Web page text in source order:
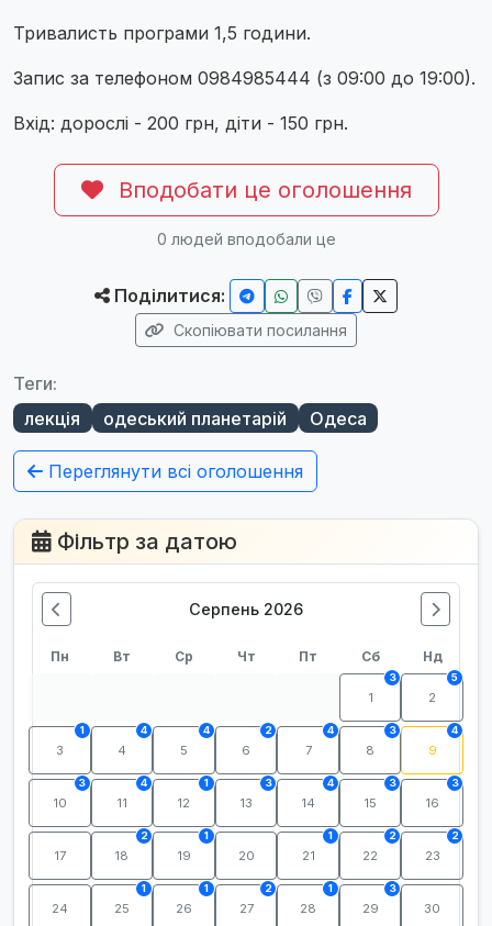
Тривалисть програми 1,5 години.
Запис за телефоном 0984985444 (з 09:00 до 19:00).
Вхід: дорослі - 200 грн, діти - 150 грн.
Вподобати це оголошення
0 людей вподобали це
Поділитися:
Скопіювати посилання
Теги:
лекція
одеський планетарій Одеса
Переглянути всі оголошення
Фільтр за датою
Серпень 2026
Пн Вт Ср Чт Пт Сб Нд
1
3
2
5
3
1
4
4
5
4
6
2
7
4
8
3
9
4
10
3
11
4
12
1
13
3
14
4
15
3
16
3
17 18
2
19
1
20 21
1
22
2
23
2
24 25
1
26
1
27
2
28
1
29
3
30